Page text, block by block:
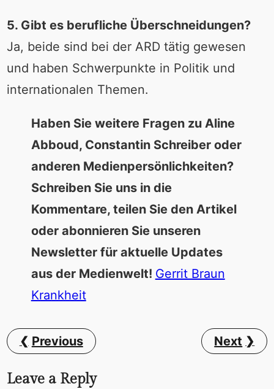
5. Gibt es berufliche Überschneidungen?
Ja, beide sind bei der ARD tätig gewesen
und haben Schwerpunkte in Politik und
internationalen Themen.
Haben Sie weitere Fragen zu Aline
Abboud, Constantin Schreiber oder
anderen Medienpersönlichkeiten?
Schreiben Sie uns in die
Kommentare, teilen Sie den Artikel
oder abonnieren Sie unseren
Newsletter für aktuelle Updates
aus der Medienwelt! Gerrit Braun
Krankheit
Previous Next
Leave a Reply